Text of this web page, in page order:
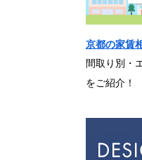
京都の家賃
間取り別・
をご紹介！